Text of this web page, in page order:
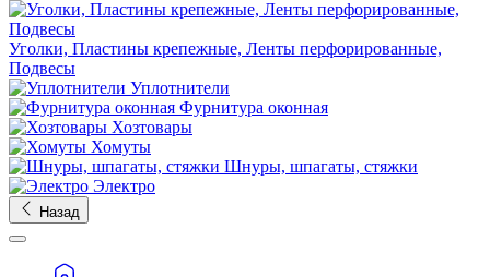
Уголки, Пластины крепежные, Ленты перфорированные,
Подвесы
Уплотнители
Фурнитура оконная
Хозтовары
Хомуты
Шнуры, шпагаты, стяжки
Электро
Назад